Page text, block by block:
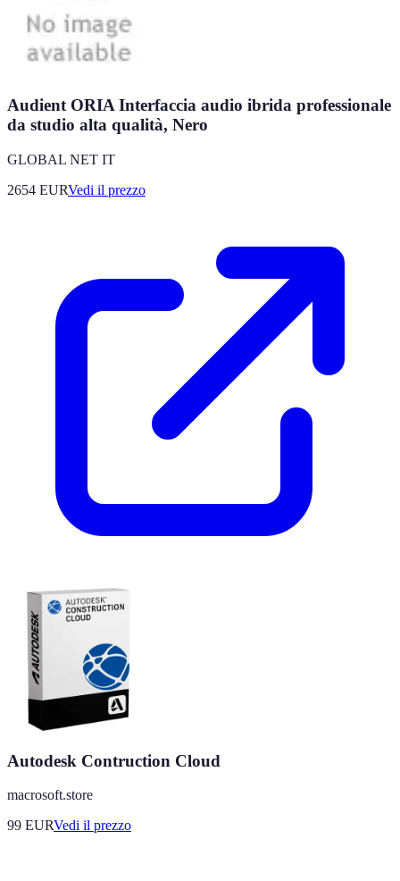
Audient ORIA Interfaccia audio ibrida professionale
da studio alta qualità, Nero
GLOBAL NET IT
2654 EURVedi il prezzo
Autodesk Contruction Cloud
macrosoft.store
99 EURVedi il prezzo